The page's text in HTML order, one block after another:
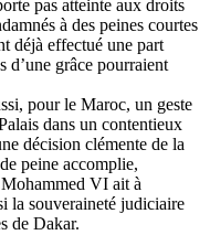
pas atteinte aux droits
à des peines courtes
déjà effectué une part
d’une grâce pourraient
pour le Maroc, un geste
dans un contentieux
décision clémente de la
peine accomplie,
VI ait à
la souveraineté judiciaire
de Dakar.